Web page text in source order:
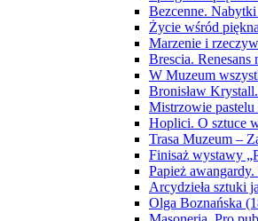
Bezcenne.
Życie wśród
Marzenie i
Brescia. Renesans
W Muzeum
Bronisław
Mistrzowie
Hoplici. O sztuce
Trasa Muzeum –
Finisaż wystawy
Papież
Arcydzieła sztuki
Olga Boznańska